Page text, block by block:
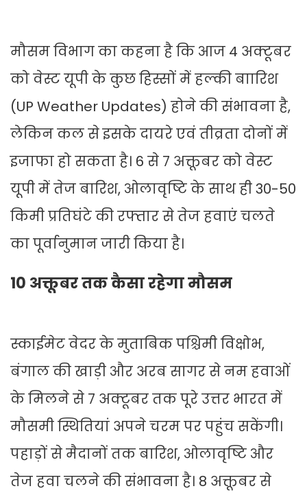
मौसम विभाग का कहना है कि आज 4 अक्टूबर
को वेस्ट यूपी के कुछ हिस्सों में हल्की बाारिश
(UP Weather Updates) होने की संभावना है,
लेकिन कल से इसके दायरे एवं तीव्रता दोनों में
इजाफा हो सकता है। 6 से 7 अक्तूबर को वेस्ट
यूपी में तेज बारिश, ओलावृष्टि के साथ ही 30-50
किमी प्रतिघंटे की रफ्तार से तेज हवाएं चलते
का पूर्वानुमान जारी किया है।
10 अक्तूबर तक कैसा रहेगा मौसम
स्काईमेट वेदर के मुताबिक पश्चिमी विक्षोभ,
बंगाल की खाड़ी और अरब सागर से नम हवाओं
के मिलने से 7 अक्टूबर तक पूरे उत्तर भारत में
मौसमी स्थितियां अपने चरम पर पहुंच सकेंगी।
पहाड़ों से मैदानों तक बारिश, ओलावृष्टि और
तेज हवा चलने की संभावना है। 8 अक्तूबर से